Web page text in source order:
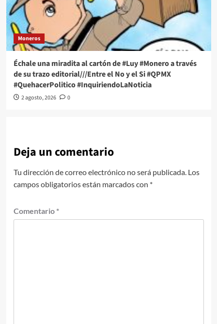
Moneros
Échale una miradita al cartón de #Luy #Monero a través
de su trazo editorial///Entre el No y el Si #QPMX
#QuehacerPolitico #InquiriendoLaNoticia
2 agosto, 2026 0
Deja un comentario
Tu dirección de correo electrónico no será publicada. Los
campos obligatorios están marcados con *
Comentario *